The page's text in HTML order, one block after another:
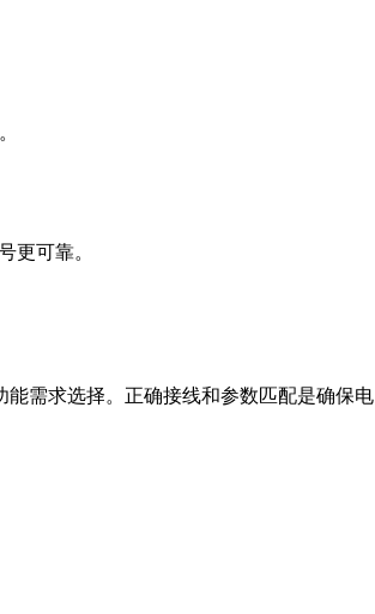
更可靠。
需求选择。正确接线和参数匹配是确保电